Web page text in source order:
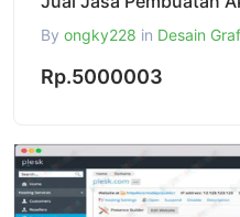
By ongky228 in Desain
Rp.5000003